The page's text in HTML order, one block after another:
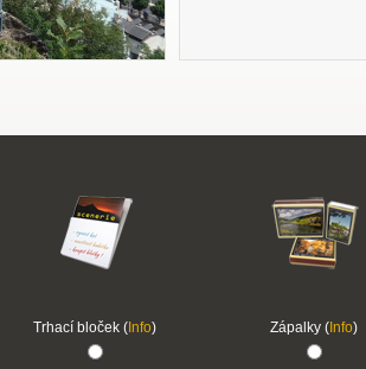
Trhací bloček ( Info) Zápalky ( Info)